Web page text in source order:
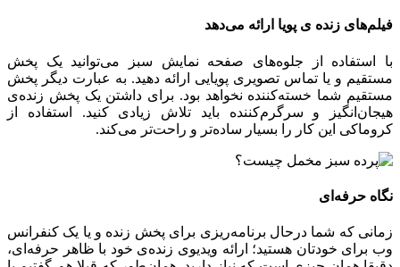
فیلم‌های زنده ی پویا ارائه می‌دهد
با استفاده از جلوه‌های صفحه نمایش سبز می‌توانید یک پخش
مستقیم و یا تماس تصویری پویایی ارائه دهید. به عبارت دیگر پخش
مستقیم شما خسته‌کننده نخواهد بود. برای داشتن یک پخش زنده‌ی
هیجان‌انگیز و سرگرم‌کننده باید تلاش زیادی کنید. استفاده از
کروماکی این کار را بسیار ساده‌تر و راحت‌تر می‌کند.
نگاه حرفه‌ای
زمانی که شما درحال برنامه‌ریزی برای پخش زنده‌ و یا یک کنفرانس
وب برای خودتان هستید؛ ارائه ویدیوی زنده‌ی خود با ظاهر حرفه‌ای،